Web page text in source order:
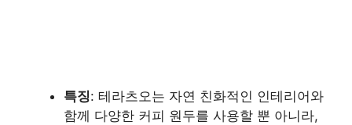
특징: 테라츠오는 자연 친화적인 인테리어와
함께 다양한 커피 원두를 사용할 뿐 아니라,